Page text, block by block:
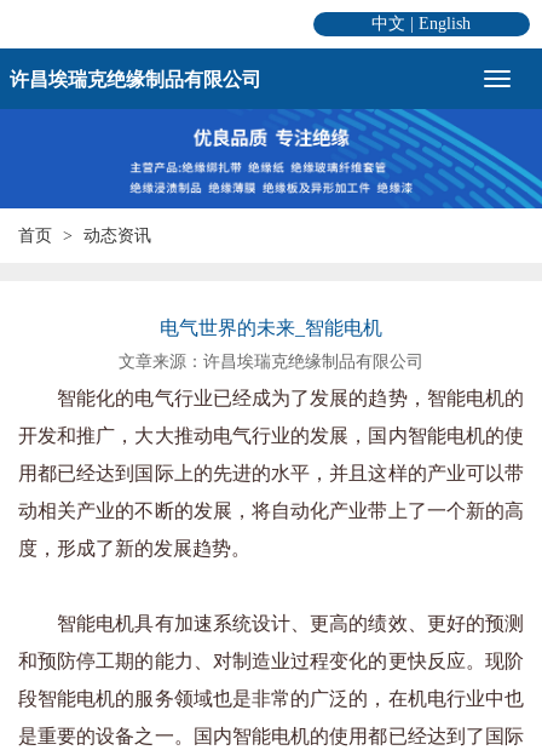
中文 |English
许昌埃瑞克绝缘制品有限公司
首页 动态资讯
电气世界的未来_智能电机
文章来源：许昌埃瑞克绝缘制品有限公司
智能化的电气行业已经成为了发展的趋势，智能电机的
开发和推广，大大推动电气行业的发展，国内智能电机的使
用都已经达到国际上的先进的水平，并且这样的产业可以带
动相关产业的不断的发展，将自动化产业带上了一个新的高
度，形成了新的发展趋势。
智能电机具有加速系统设计、更高的绩效、更好的预测
和预防停工期的能力、对制造业过程变化的更快反应。现阶
段智能电机的服务领域也是非常的广泛的，在机电行业中也
是重要的设备之一。国内智能电机的使用都已经达到了国际